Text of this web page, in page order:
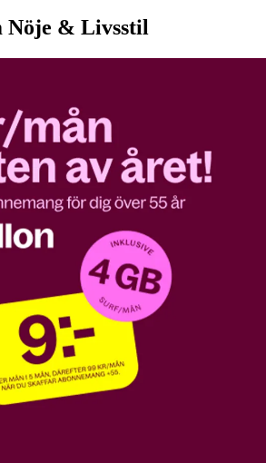
Nöje & Livsstil